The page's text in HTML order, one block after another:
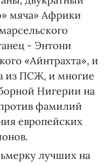
мяча» Африки
- Энтони
«Айнтрахта», и
из ПСЖ, и многие
Нигерии на
фамилий
европейских
лучших на